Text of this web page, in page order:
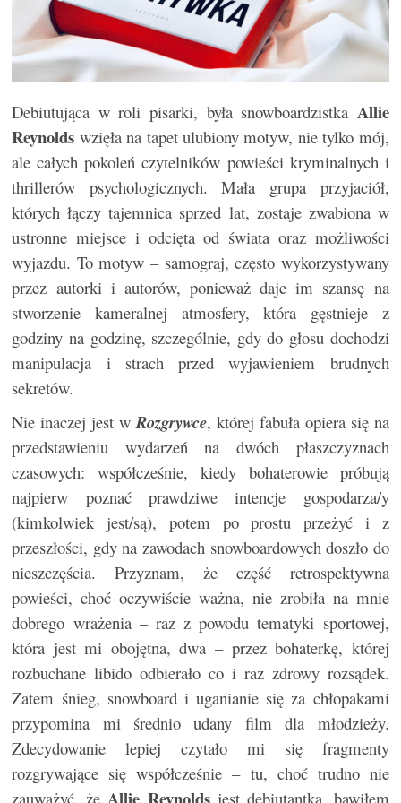
Debiutująca w roli pisarki, była snowboardzistka Allie
Reynolds wzięła na tapet ulubiony motyw, nie tylko mój,
ale całych pokoleń czytelników powieści kryminalnych i
thrillerów psychologicznych. Mała grupa przyjaciół,
których łączy tajemnica sprzed lat, zostaje zwabiona w
ustronne miejsce i odcięta od świata oraz możliwości
wyjazdu. To motyw – samograj, często wykorzystywany
przez autorki i autorów, ponieważ daje im szansę na
stworzenie kameralnej atmosfery, która gęstnieje z
godziny na godzinę, szczególnie, gdy do głosu dochodzi
manipulacja i strach przed wyjawieniem brudnych
sekretów.
Nie inaczej jest wRozgrywce, której fabuła opiera się na
przedstawieniu wydarzeń na dwóch płaszczyznach
czasowych: współcześnie, kiedy bohaterowie próbują
najpierw poznać prawdziwe intencje gospodarza/y
(kimkolwiek jest/są), potem po prostu przeżyć i z
przeszłości, gdy na zawodach snowboardowych doszło do
nieszczęścia. Przyznam, że część retrospektywna
powieści, choć oczywiście ważna, nie zrobiła na mnie
dobrego wrażenia – raz z powodu tematyki sportowej,
która jest mi obojętna, dwa – przez bohaterkę, której
rozbuchane libido odbierało co i raz zdrowy rozsądek.
Zatem śnieg, snowboard i uganianie się za chłopakami
przypomina mi średnio udany film dla młodzieży.
Zdecydowanie lepiej czytało mi się fragmenty
rozgrywające się współcześnie – tu, choć trudno nie
zauważyć, że Allie Reynoldsjest debiutantką, bawiłem